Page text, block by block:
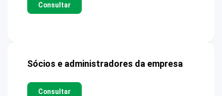
Consultar
Sócios e administradores da empresa
Consultar